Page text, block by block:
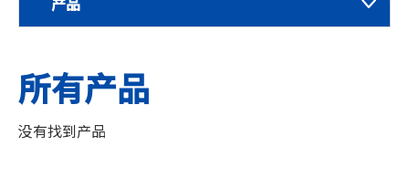
所有产品
没有找到产品